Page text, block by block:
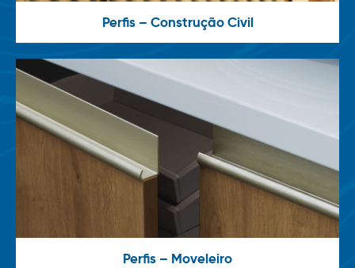
Perfis – Construção Civil
Perfis – Moveleiro